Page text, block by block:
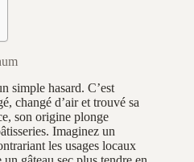
simple hasard. C’est
changé d’air et trouvé sa
son origine plonge
Imaginez un
les usages locaux